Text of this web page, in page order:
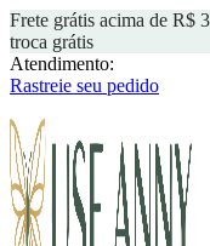
Frete grátis acima de R$
troca grátis
Atendimento:
Rastreie seu pedido